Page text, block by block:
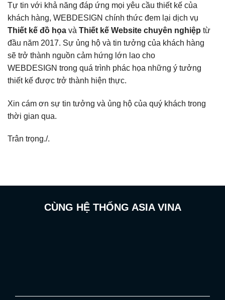
Tự tin với khả năng đáp ứng mọi yêu cầu thiết kế của
khách hàng, WEBDESIGN chính thức đem lại dịch vụ
Thiết kế đồ họa và Thiết kế Website chuyên nghiệp từ
đầu năm 2017. Sự ủng hộ và tin tưởng của khách hàng
sẽ trở thành nguồn cảm hứng lớn lao cho
WEBDESIGN trong quá trình phác họa những ý tưởng
thiết kế được trở thành hiện thực.
Xin cám ơn sự tin tưởng và ủng hộ của quý khách trong
thời gian qua.
Trân trọng./.
CÙNG HỆ THỐNG ASIA VINA